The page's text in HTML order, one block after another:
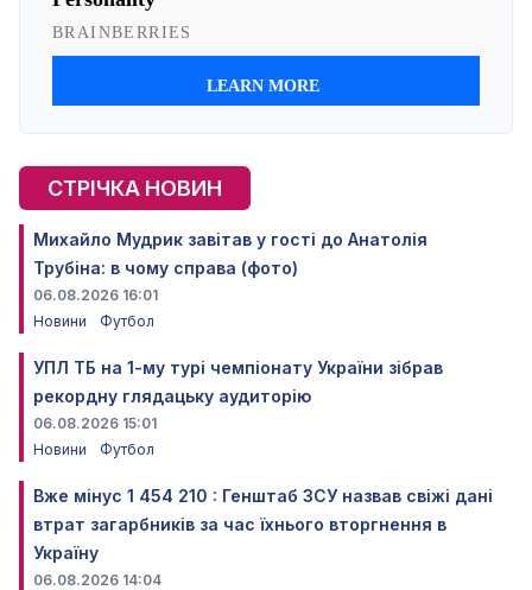
СТРІЧКА НОВИН
Михайло Мудрик завітав у гості до Анатолія
Трубіна: в чому справа (фото)
06.08.2026 16:01
Новини
Футбол
УПЛ ТБ на 1-му турі чемпіонату України зібрав
рекордну глядацьку аудиторію
06.08.2026 15:01
Новини
Футбол
Вже мінус 1 454 210 : Генштаб ЗСУ назвав свіжі дані
втрат загарбників за час їхнього вторгнення в
Україну
06.08.2026 14:04